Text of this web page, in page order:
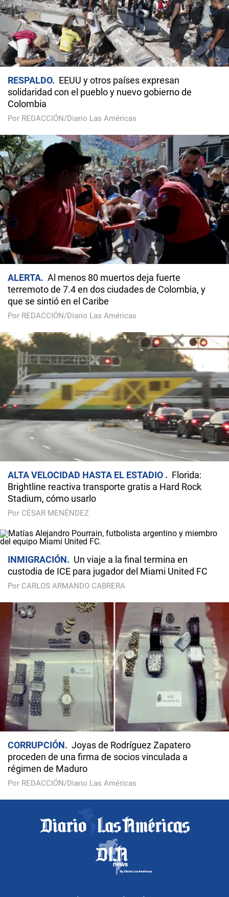
RESPALDO
EEUU y otros países expresan
solidaridad con el pueblo y nuevo gobierno de
Colombia
Por REDACCIÓN/Diario Las Américas
ALERTA
Al menos 80 muertos deja fuerte
terremoto de 7.4 en dos ciudades de Colombia, y
que se sintió en el Caribe
Por REDACCIÓN/Diario Las Américas
ALTA VELOCIDAD HASTA EL ESTADIO
Florida:
Brightline reactiva transporte gratis a Hard Rock
Stadium, cómo usarlo
Por CÉSAR MENÉNDEZ
INMIGRACIÓN
Un viaje a la final termina en
custodia de ICE para jugador del Miami United FC
Por CARLOS ARMANDO CABRERA
CORRUPCIÓN
Joyas de Rodríguez Zapatero
proceden de una firma de socios vinculada a
régimen de Maduro
Por REDACCIÓN/Diario Las Américas